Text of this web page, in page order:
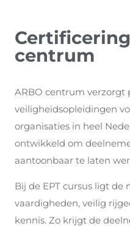
centrum
ARBO centrum verzorgt
veiligheidsopleidingen
organisaties in heel
ontwikkeld om
aantoonbaar te laten
Bij de EPT cursus ligt de
vaardigheden, veilig
kennis. Zo krijgt de